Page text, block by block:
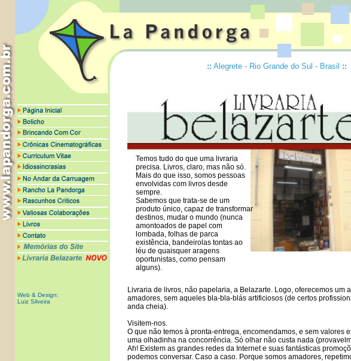
Temos tudo do que uma livraria
precisa. Livros, claro, mas não só.
Mais do que isso, somos pessoas
envolvidas com livros desde
sempre.
Sabemos que trata-se de um
produto único, capaz de transformar
destinos, mudar o mundo (nunca
amontoados de papel com
lombada, folhas de parca
existência, bandeirolas tontas ao
léu de quaisquer aragens
oportunistas, como pensam
alguns).
:: Alegrete - Rio Grande do Sul - Brasil ::
Livraria de livros, não papelaria, a Belazarte. Logo, oferecemos um
amadores, sem aqueles bla-bla-blás artificiosos (de certos
anda cheia).
Visitem-nos.
O que não temos à pronta-entrega, encomendamos, e sem valores
uma olhadinha na concorrência. Só olhar não custa nada
Ah! Existem as grandes redes da Internet e suas fantásticas
podemos conversar. Caso a caso. Porque somos amadores,
Web & Design:
Luiz Silveira